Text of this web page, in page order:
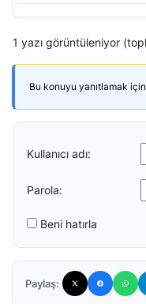
1 yazı görüntüleniyor
Bu konuyu yanıtlamak için
Kullanıcı adı:
Parola:
Beni hatırla
Paylaş: